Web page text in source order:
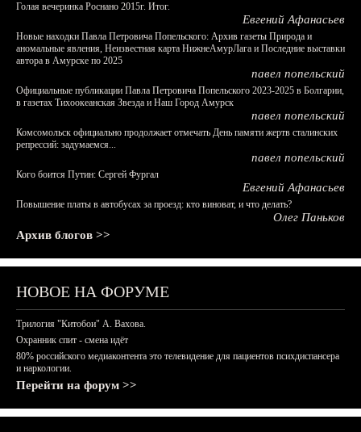
Голая вечеринка Роснано 2015г. Итог.
Евгений Афанасьев
Новые находки Павла Петровича Попельского: Архив газеты Природа и
аномальные явления, Неизвестная карта НижнеАмурЛага и Последние выставки
автора в Амурске по 2025
павел попельский
Официальные публикации Павла Петровича Попельского 2023-2025 в Болгарии,
в газетах Тихоокеанская Звезда и Наш Город Амурск
павел попельский
Комсомольск официально продолжает отмечать День памяти жертв сталинских
репрессий: задумаемся...
павел попельский
Кого боится Путин: Сергей Фургал
Евгений Афанасьев
Повышение платы в автобусах за проезд: кто виноват, и что делать?
Олег Паньков
Архив блогов >>
НОВОЕ НА ФОРУМЕ
Трилогия "Китобои" А. Вахова.
Охранник спит - смена идёт
80% российского медиаконтента это телевидение для пациентов психдиспансера
и наркологии.
Перейти на форум >>